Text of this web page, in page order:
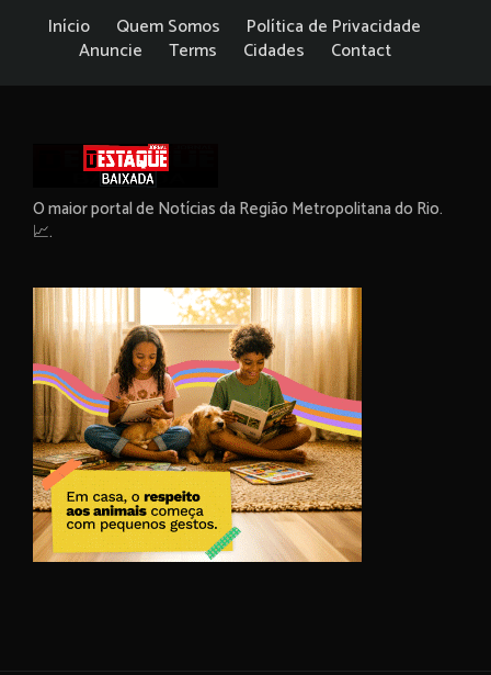
Início Quem Somos
Política de Privacidade
Anuncie
Terms Cidades Contact
O maior portal de Notícias da Região Metropolitana do Rio.
📈.